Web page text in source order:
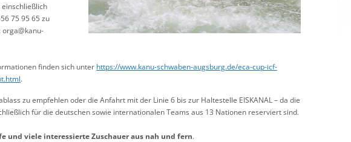
einschließlich
75 95 65 zu
finden sich unter https://www.kanu-schwaben-augsburg.de/eca-cup-icf-
.
zu empfehlen oder die Anfahrt mit der Linie 6 bis zur Haltestelle EISKANAL – da die
für die deutschen sowie internationalen Teams aus 13 Nationen reserviert sind.
und viele interessierte Zuschauer aus nah und fern.